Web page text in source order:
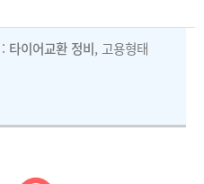
타이어교환 정비, 고용형태